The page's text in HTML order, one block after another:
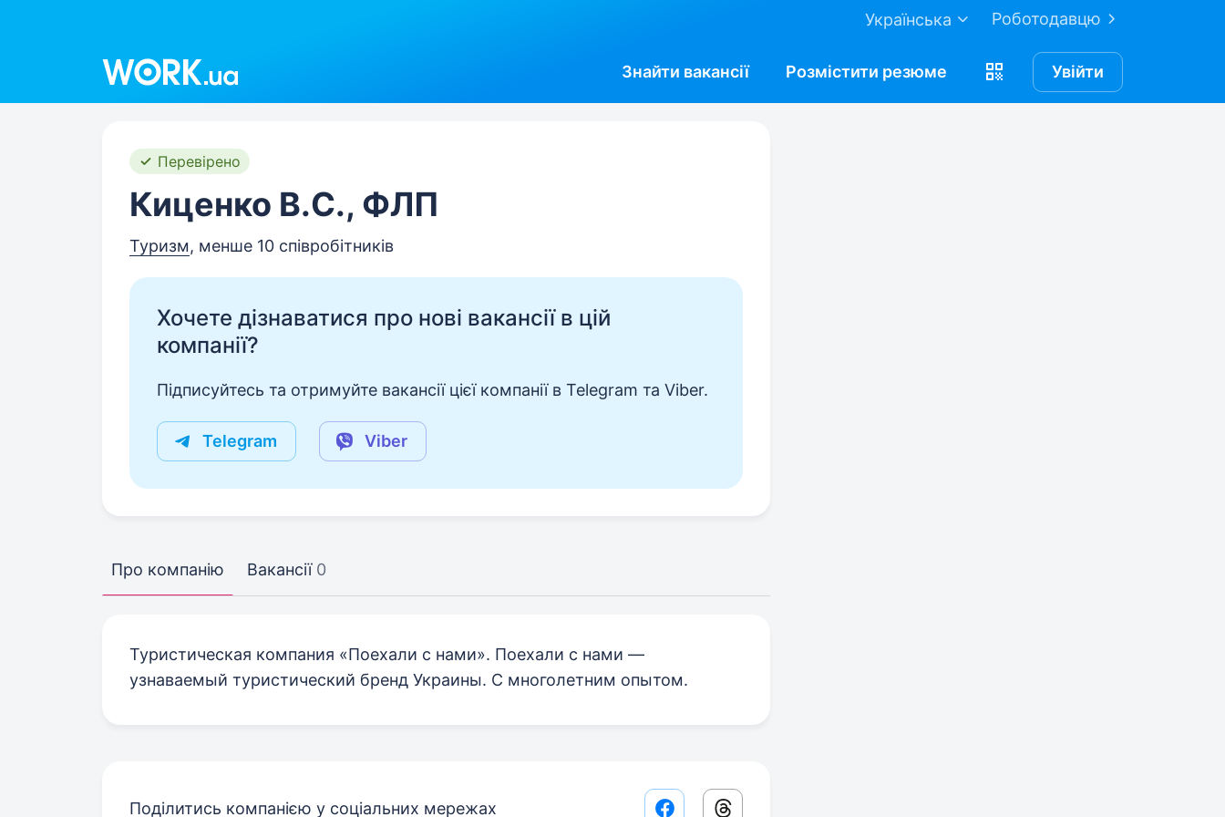
Роботодавцю
Українська
Знайти вакансії Розмістити резюме Увійти
Перевірено
Киценко В.С., ФЛП
Туризм, менше 10 співробітників
Хочете дізнаватися про нові вакансії в цій
компанії?
Підписуйтесь та отримуйте вакансії цієї компанії в Telegram та Viber.
Telegram Viber
Про компанію Вакансії 0
Туристическая компания «Поехали с нами». Поехали с нами —
узнаваемый туристический бренд Украины. С многолетним опытом.
Поділитись компанією у соціальних мережах